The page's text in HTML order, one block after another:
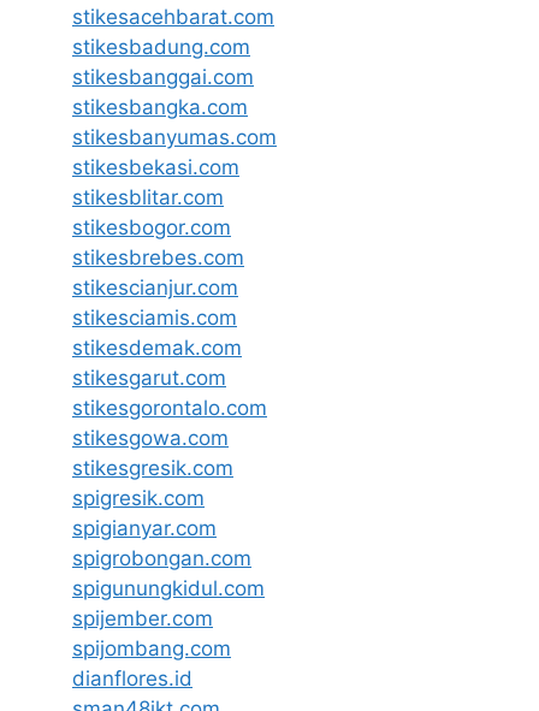
stikesacehbarat.com
stikesbadung.com
stikesbanggai.com
stikesbangka.com
stikesbanyumas.com
stikesbekasi.com
stikesblitar.com
stikesbogor.com
stikesbrebes.com
stikescianjur.com
stikesciamis.com
stikesdemak.com
stikesgarut.com
stikesgorontalo.com
stikesgowa.com
stikesgresik.com
spigresik.com
spigianyar.com
spigrobongan.com
spigunungkidul.com
spijember.com
spijombang.com
dianflores.id